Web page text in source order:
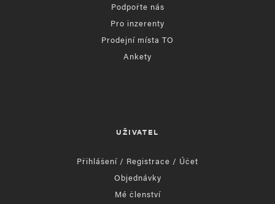
Podpořte nás
Pro inzerenty
Prodejní místa TO
Ankety
UŽIVATEL
Přihlášení / Registrace / Účet
Objednávky
Mé členství